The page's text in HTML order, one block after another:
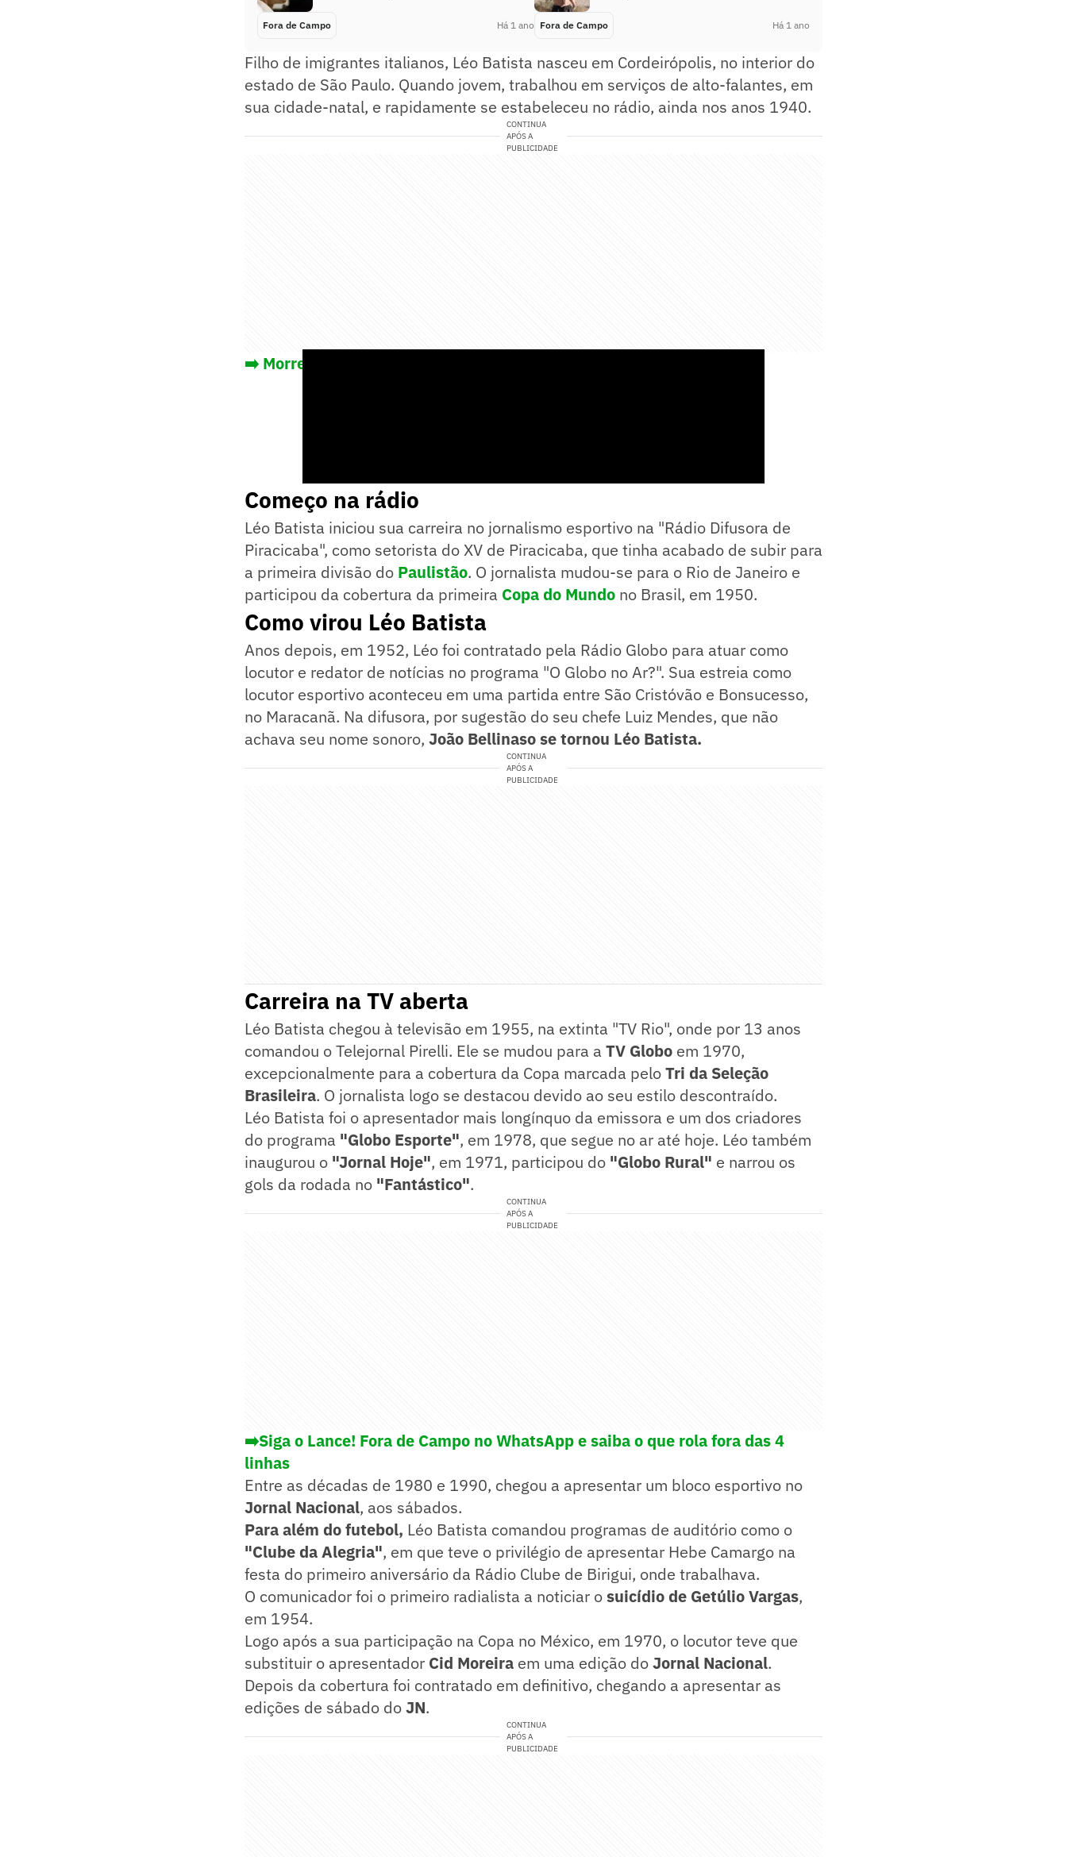
Fora de Campo Há 1 ano Fora de Campo Há 1 ano
Filho de imigrantes italianos, Léo Batista nasceu em Cordeirópolis, no interior do
estado de São Paulo. Quando jovem, trabalhou em serviços de alto-falantes, em
sua cidade-natal, e rapidamente se estabeleceu no rádio, ainda nos anos 1940.
CONTINUA
APÓS A
PUBLICIDADE
➡️ Morre Léo Batista, ícone do jornalismo esportivo, aos 92 anos
Começo na rádio
Léo Batista iniciou sua carreira no jornalismo esportivo na "Rádio Difusora de
Piracicaba", como setorista do XV de Piracicaba, que tinha acabado de subir para
a primeira divisão do Paulistão. O jornalista mudou-se para o Rio de Janeiro e
participou da cobertura da primeira Copa do Mundo no Brasil, em 1950.
Como virou Léo Batista
Anos depois, em 1952, Léo foi contratado pela Rádio Globo para atuar como
locutor e redator de notícias no programa "O Globo no Ar?". Sua estreia como
locutor esportivo aconteceu em uma partida entre São Cristóvão e Bonsucesso,
no Maracanã. Na difusora, por sugestão do seu chefe Luiz Mendes, que não
achava seu nome sonoro, João Bellinaso se tornou Léo Batista.
CONTINUA
APÓS A
PUBLICIDADE
Carreira na TV aberta
Léo Batista chegou à televisão em 1955, na extinta "TV Rio", onde por 13 anos
comandou o Telejornal Pirelli. Ele se mudou para a TV Globo em 1970,
excepcionalmente para a cobertura da Copa marcada peloTri da Seleção
Brasileira. O jornalista logo se destacou devido ao seu estilo descontraído.
Léo Batista foi o apresentador mais longínquo da emissora e um dos criadores
do programa "Globo Esporte", em 1978, que segue no ar até hoje. Léo também
inaugurou o "Jornal Hoje", em 1971, participou do "Globo Rural" e narrou os
gols da rodada no "Fantástico".
CONTINUA
APÓS A
PUBLICIDADE
➡️Siga o Lance! Fora de Campo no WhatsApp e saiba o que rola fora das 4
linhas
Entre as décadas de 1980 e 1990, chegou a apresentar um bloco esportivo no
Jornal Nacional, aos sábados.
Para além do futebol, Léo Batista comandou programas de auditório como o
"Clube da Alegria", em que teve o privilégio de apresentar Hebe Camargo na
festa do primeiro aniversário da Rádio Clube de Birigui, onde trabalhava.
O comunicador foi o primeiro radialista a noticiar osuicídio de Getúlio Vargas,
em 1954.
Logo após a sua participação na Copa no México, em 1970, o locutor teve que
substituir o apresentador Cid Moreira em uma edição doJornal Nacional.
Depois da cobertura foi contratado em definitivo, chegando a apresentar as
edições de sábado doJN.
CONTINUA
APÓS A
PUBLICIDADE